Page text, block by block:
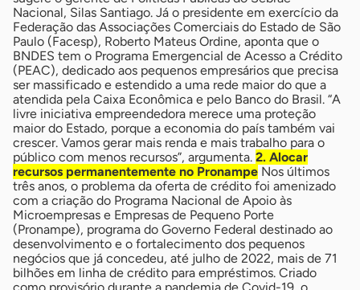
Nacional, Silas Santiago. Já o presidente em exercício da
Federação das Associações Comerciais do Estado de São
Paulo (Facesp), Roberto Mateus Ordine, aponta que o
BNDES tem o Programa Emergencial de Acesso a Crédito
(PEAC), dedicado aos pequenos empresários que precisa
ser massificado e estendido a uma rede maior do que a
atendida pela Caixa Econômica e pelo Banco do Brasil. “A
livre iniciativa empreendedora merece uma proteção
maior do Estado, porque a economia do país também vai
crescer. Vamos gerar mais renda e mais trabalho para o
público com menos recursos”, argumenta. 2. Alocar
recursos permanentemente no Pronampe Nos últimos
três anos, o problema da oferta de crédito foi amenizado
com a criação do Programa Nacional de Apoio às
Microempresas e Empresas de Pequeno Porte
(Pronampe), programa do Governo Federal destinado ao
desenvolvimento e o fortalecimento dos pequenos
negócios que já concedeu, até julho de 2022, mais de 71
bilhões em linha de crédito para empréstimos. Criado